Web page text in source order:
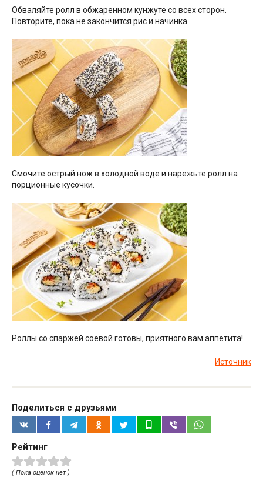
Обваляйте ролл в обжаренном кунжуте со всех сторон.
Повторите, пока не закончится рис и начинка.
Смочите острый нож в холодной воде и нарежьте ролл на
порционные кусочки.
Роллы со спаржей соевой готовы, приятного вам аппетита!
Источник
Поделиться с друзьями
Рейтинг
( Пока оценок нет )